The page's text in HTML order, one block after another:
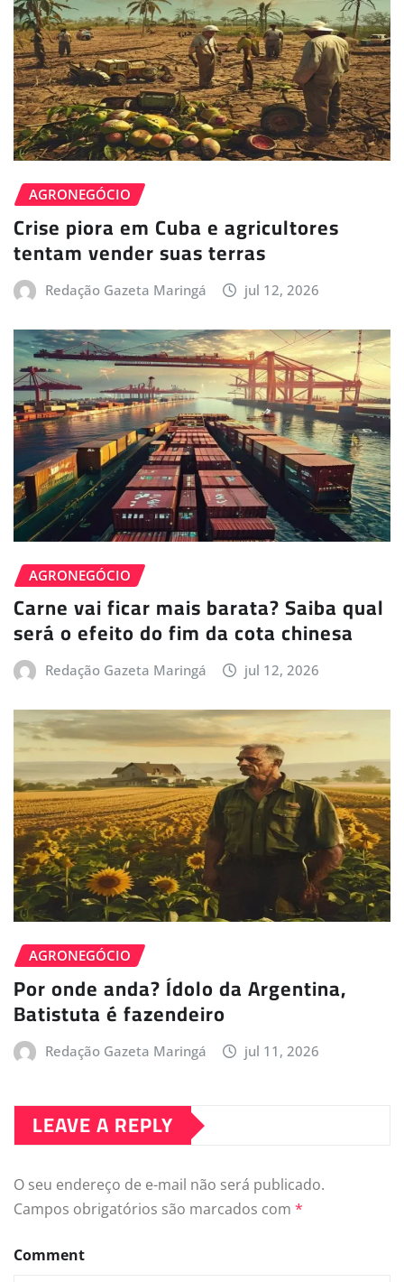
AGRONEGÓCIO
Crise piora em Cuba e agricultores
tentam vender suas terras
Redação Gazeta Maringá jul 12, 2026
AGRONEGÓCIO
Carne vai ficar mais barata? Saiba qual
será o efeito do fim da cota chinesa
Redação Gazeta Maringá jul 12, 2026
AGRONEGÓCIO
Por onde anda? Ídolo da Argentina,
Batistuta é fazendeiro
Redação Gazeta Maringá jul 11, 2026
LEAVE A REPLY
O seu endereço de e-mail não será publicado.
Campos obrigatórios são marcados com *
Comment